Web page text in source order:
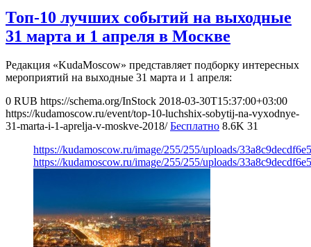
Топ-10 лучших событий на выходные
31 марта и 1 апреля в Москве
Редакция «KudaMoscow» представляет подборку интересных
мероприятий на выходные 31 марта и 1 апреля:
0 RUB https://schema.org/InStock 2018-03-30T15:37:00+03:00
https://kudamoscow.ru/event/top-10-luchshix-sobytij-na-vyxodnye-
31-marta-i-1-aprelja-v-moskve-2018/ Бесплатно 8.6K 31
https://kudamoscow.ru/image/255/255/uploads/
https://kudamoscow.ru/image/255/255/uploads/